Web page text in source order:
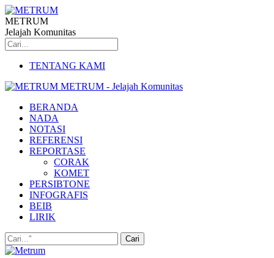
METRUM
Jelajah Komunitas
TENTANG KAMI
METRUM - Jelajah Komunitas
BERANDA
NADA
NOTASI
REFERENSI
REPORTASE
CORAK
KOMET
PERSIBTONE
INFOGRAFIS
BEIB
LIRIK